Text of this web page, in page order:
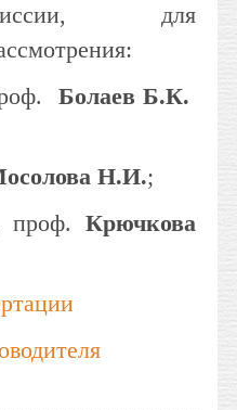
для
Болаев Б.К.
Н.И.;
проф. Крючкова